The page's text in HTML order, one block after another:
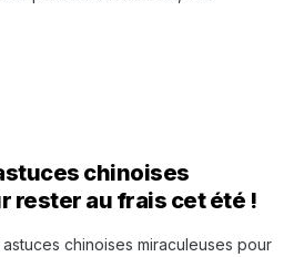
chinoises
rester au frais cet été !
chinoises miraculeuses pour